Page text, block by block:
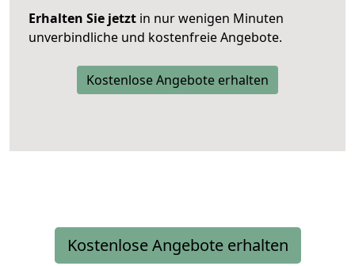
Erhalten Sie jetzt in nur wenigen Minuten
unverbindliche und kostenfreie Angebote.
Kostenlose Angebote erhalten
Kostenlose Angebote erhalten